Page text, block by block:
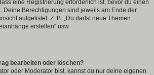
eine Registrierung erforderlich ist, bevor du einen
Deine Berechtigungen sind jeweils am Ende der
aufgelistet. Z. B. „Du darfst neue Themen
erstellen“ usw.
bearbeiten oder löschen?
oder Moderator bist, kannst du nur deine eigenen